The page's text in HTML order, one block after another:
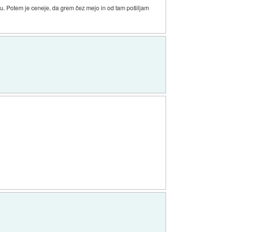
Potem je ceneje, da grem čez mejo in od tam pošiljam